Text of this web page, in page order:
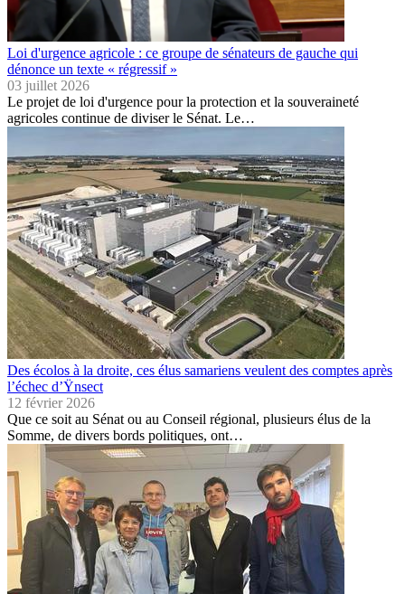
Loi d'urgence agricole : ce groupe de sénateurs de gauche qui
dénonce un texte « régressif »
03 juillet 2026
Le projet de loi d'urgence pour la protection et la souveraineté
agricoles continue de diviser le Sénat. Le…
Des écolos à la droite, ces élus samariens veulent des comptes après
l’échec d’Ÿnsect
12 février 2026
Que ce soit au Sénat ou au Conseil régional, plusieurs élus de la
Somme, de divers bords politiques, ont…